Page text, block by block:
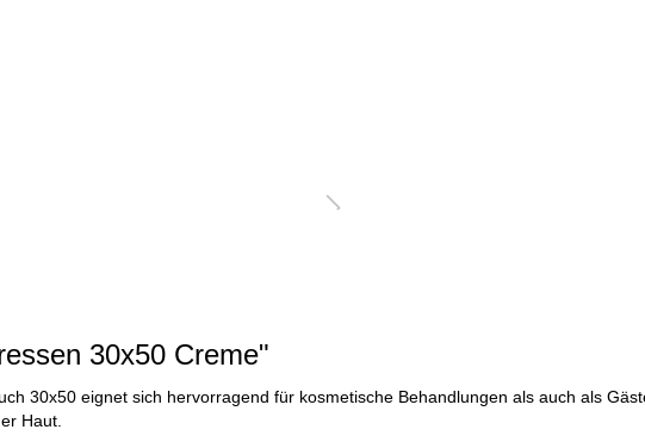
30x50 Creme"
30x50 eignet sich hervorragend für kosmetische Behandlungen als auch als
Haut.